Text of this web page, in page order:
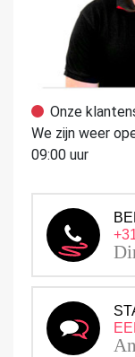
Onze
We zijn weer
09:00 uur